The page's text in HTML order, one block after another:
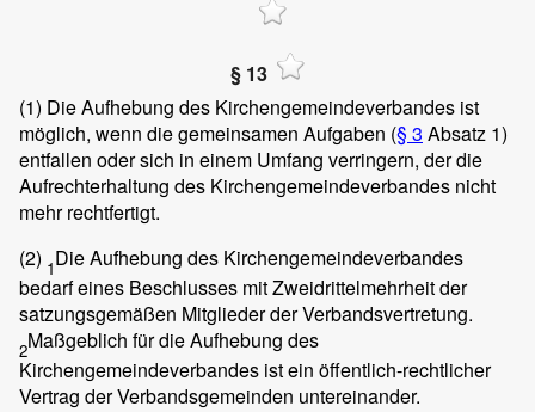
§ 13
(1) Die Aufhebung des Kirchengemeindeverbandes ist
möglich, wenn die gemeinsamen Aufgaben (§ 3 Absatz 1)
entfallen oder sich in einem Umfang verringern, der die
Aufrechterhaltung des Kirchengemeindeverbandes nicht
mehr rechtfertigt.
(2) 1Die Aufhebung des Kirchengemeindeverbandes
bedarf eines Beschlusses mit Zweidrittelmehrheit der
satzungsgemäßen Mitglieder der Verbandsvertretung.
2Maßgeblich für die Aufhebung des
Kirchengemeindeverbandes ist ein öffentlich-rechtlicher
Vertrag der Verbandsgemeinden untereinander.